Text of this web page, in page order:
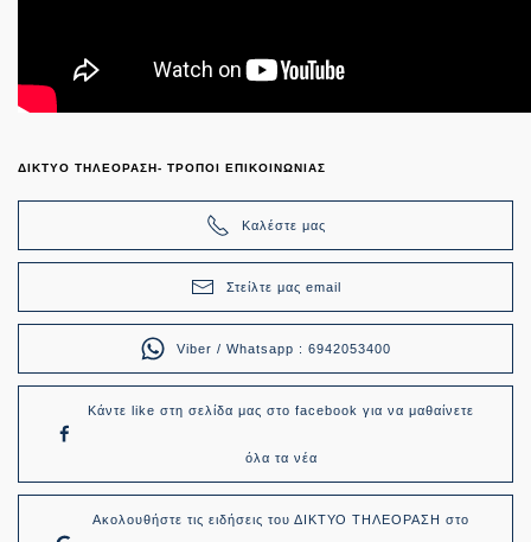
ΔΙΚΤΥΟ ΤΗΛΕΟΡΑΣΗ- ΤΡΟΠΟΙ ΕΠΙΚΟΙΝΩΝΙΑΣ
Καλέστε μας
Στείλτε μας email
Viber / Whatsapp : 6942053400
Κάντε like στη σελίδα μας στο facebook για να μαθαίνετε
όλα τα νέα
Ακολουθήστε τις ειδήσεις του ΔΙΚΤΥΟ ΤΗΛΕΟΡΑΣΗ στο